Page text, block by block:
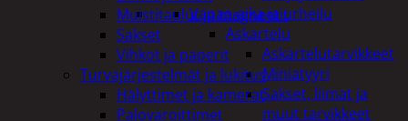
Vapaa-aika ja urheilu
Askartelu
Askartelutarvikkeet
Miniatyyri
Sakset, liimat ja
muut tarvikkeet
Muistitaulut ja magneetit
Sakset
Vihkot ja paperit
Turvajärjestelmät ja lukitus
Hälyttimet ja kamerat
Palovaroittimet